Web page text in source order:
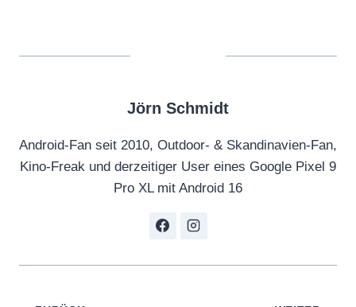
Jörn Schmidt
Android-Fan seit 2010, Outdoor- & Skandinavien-Fan,
Kino-Freak und derzeitiger User eines Google Pixel 9
Pro XL mit Android 16